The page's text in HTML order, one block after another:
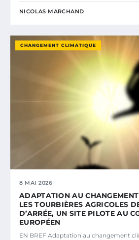
NICOLAS MARCHAND
CHANGEMENT CLIMATIQUE
8 MAI 2026
ADAPTATION AU
LES TOURBIÈRES AGRICOLES
D’ARRÉE, UN SITE PILOTE AU
EUROPÉEN
EN BREF Adaptation au changement